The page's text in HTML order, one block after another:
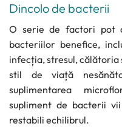
Dincolo de bacterii
O serie de factori pot
bacteriilor benefice,
infecția, stresul, călătoria
stil de viață
suplimentarea
supliment de bacterii
restabili echilibrul.